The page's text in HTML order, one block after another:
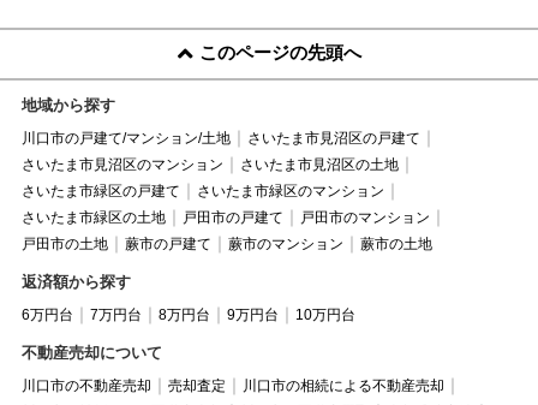
このページの先頭へ
地域から探す
川口市の戸建て/マンション/土地
さいたま市見沼区の戸建て
さいたま市見沼区のマンション
さいたま市見沼区の土地
さいたま市緑区の戸建て
さいたま市緑区のマンション
さいたま市緑区の土地
戸田市の戸建て
戸田市のマンション
戸田市の土地
蕨市の戸建て 蕨市のマンション 蕨市の土地
返済額から探す
6万円台 7万円台 8万円台 9万円台 10万円台
不動産売却について
川口市の不動産売却 売却査定
川口市の相続による不動産売却